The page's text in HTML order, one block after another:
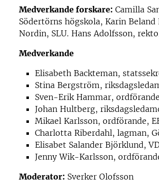
Medverkande forskare: Camilla
Södertörns högskola, Karin
Nordin, SLU. Hans Adolfsson,
Medverkande
Elisabeth Backteman,
Stina Bergström,
Sven-Erik Hammar,
Johan Hultberg,
Mikael Karlsson, ordförande,
Charlotta Riberdahl, lagman,
Elisabet Salander Björklund,
Jenny Wik-Karlsson,
Moderator: Sverker Olofsson